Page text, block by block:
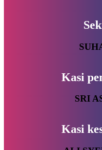
Kasi
SRI
Kasi